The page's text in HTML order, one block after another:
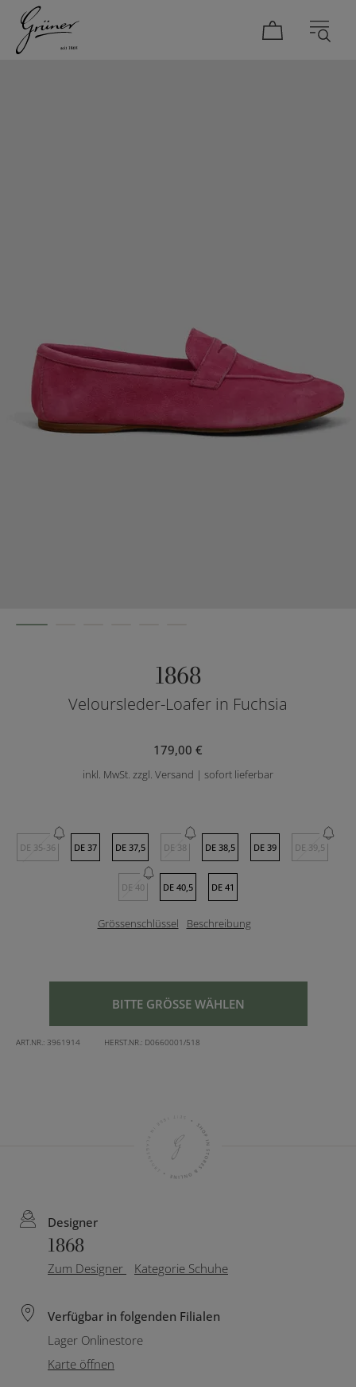
1868
Veloursleder-Loafer in Fuchsia
179,00 €
inkl. MwSt. zzgl. Versand | sofort lieferbar
DE 35-36 DE 37 DE 37,5 DE 38 DE 38,5 DE 39 DE 39,5
DE 40 DE 40,5 DE 41
Grössenschlüssel Beschreibung
BITTE GRÖSSE WÄHLEN
ART.NR.: 3961914 HERST.NR.: D0660001/518
Designer
1868
Zum Designer Kategorie Schuhe
Verfügbar in folgenden Filialen
Lager Onlinestore
Karte öffnen